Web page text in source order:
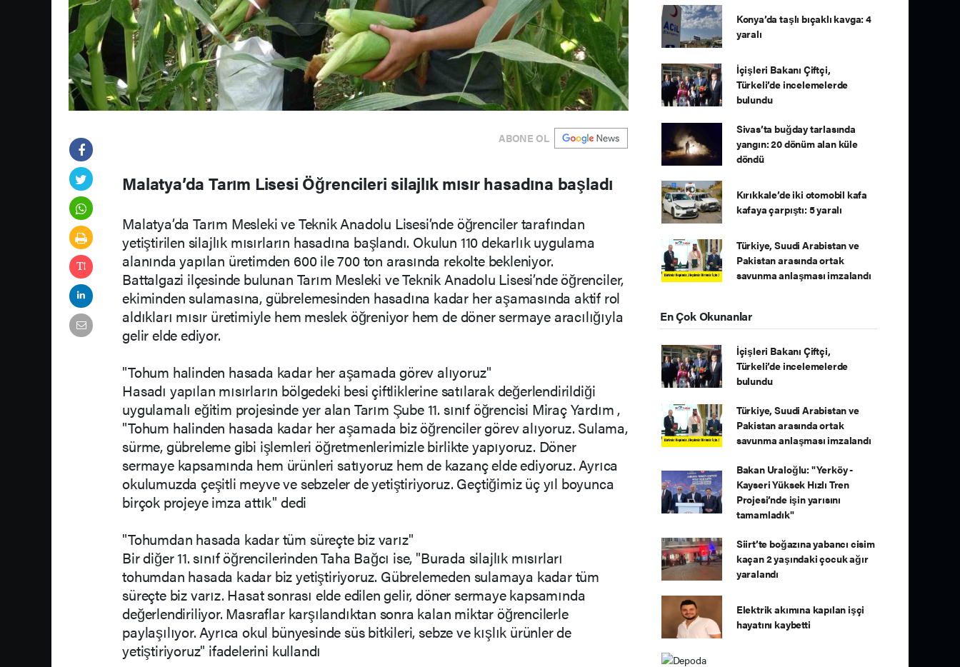
ABONE OL
Malatya’da Tarım Lisesi Öğrencileri silajlık mısır hasadına başladı
Malatya’da Tarım Mesleki ve Teknik Anadolu Lisesi’nde öğrenciler tarafından
yetiştirilen silajlık mısırların hasadına başlandı. Okulun 110 dekarlık uygulama
alanında yapılan üretimden 600 ile 700 ton arasında rekolte bekleniyor.
Battalgazi ilçesinde bulunan Tarım Mesleki ve Teknik Anadolu Lisesi’nde öğrenciler,
ekiminden sulamasına, gübrelemesinden hasadına kadar her aşamasında aktif rol
aldıkları mısır üretimiyle hem meslek öğreniyor hem de döner sermaye aracılığıyla
gelir elde ediyor.
"Tohum halinden hasada kadar her aşamada görev alıyoruz"
Hasadı yapılan mısırların bölgedeki besi çiftliklerine satılarak değerlendirildiği
uygulamalı eğitim projesinde yer alan Tarım Şube 11. sınıf öğrencisi Miraç Yardım ,
"Tohum halinden hasada kadar her aşamada biz öğrenciler görev alıyoruz. Sulama,
sürme, gübreleme gibi işlemleri öğretmenlerimizle birlikte yapıyoruz. Döner
sermaye kapsamında hem ürünleri satıyoruz hem de kazanç elde ediyoruz. Ayrıca
okulumuzda çeşitli meyve ve sebzeler de yetiştiriyoruz. Geçtiğimiz üç yıl boyunca
birçok projeye imza attık" dedi
"Tohumdan hasada kadar tüm süreçte biz varız"
Bir diğer 11. sınıf öğrencilerinden Taha Bağcı ise, "Burada silajlık mısırları
tohumdan hasada kadar biz yetiştiriyoruz. Gübrelemeden sulamaya kadar tüm
süreçte biz varız. Hasat sonrası elde edilen gelir, döner sermaye kapsamında
değerlendiriliyor. Masraflar karşılandıktan sonra kalan miktar öğrencilerle
paylaşılıyor. Ayrıca okul bünyesinde süs bitkileri, sebze ve kışlık ürünler de
yetiştiriyoruz" ifadelerini kullandı
Konya’da taşlı bıçaklı kavga: 4
yaralı
İçişleri Bakanı Çiftçi,
Türkeli’de incelemelerde
bulundu
Sivas’ta buğday tarlasında
yangın: 20 dönüm alan küle
döndü
Kırıkkale’de iki otomobil kafa
kafaya çarpıştı: 5 yaralı
Türkiye, Suudi Arabistan ve
Pakistan arasında ortak
savunma anlaşması imzalandı
En Çok Okunanlar
İçişleri Bakanı Çiftçi,
Türkeli’de incelemelerde
bulundu
Türkiye, Suudi Arabistan ve
Pakistan arasında ortak
savunma anlaşması imzalandı
Bakan Uraloğlu: "Yerköy -
Kayseri Yüksek Hızlı Tren
Projesi’nde işin yarısını
tamamladık"
Siirt’te boğazına yabancı cisim
kaçan 2 yaşındaki çocuk ağır
yaralandı
Elektrik akımına kapılan işçi
hayatını kaybetti